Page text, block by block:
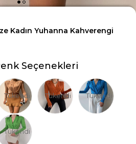
Kadın Yuhanna Kahverengi
Seçenekleri
Tükendi Tükendi Tükendi
Tükendi